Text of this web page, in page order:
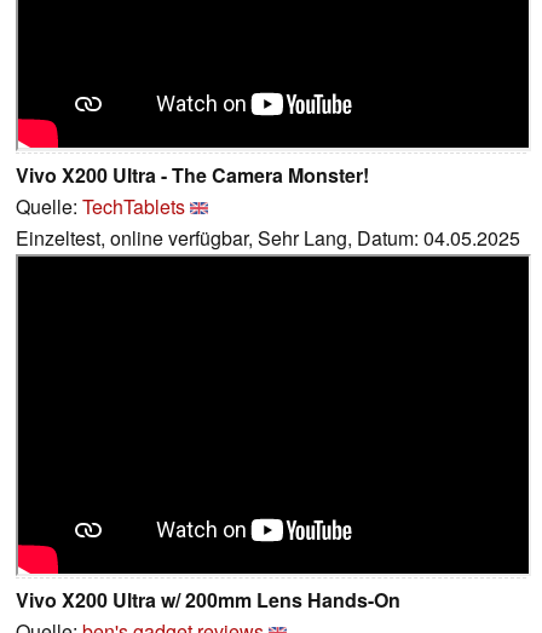
Vivo X200 Ultra - The Camera Monster!
Quelle: TechTablets
Einzeltest, online verfügbar, Sehr Lang, Datum: 04.05.2025
Vivo X200 Ultra w/ 200mm Lens Hands-On